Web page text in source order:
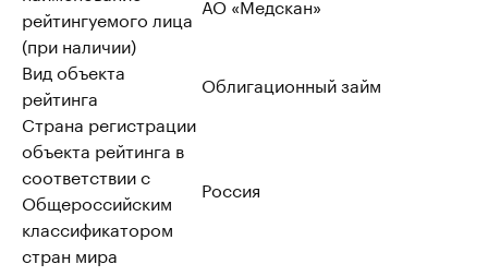
рейтингуемого лица
(при наличии)
Вид объекта
рейтинга
Облигационный займ
Страна регистрации
объекта рейтинга в
соответствии с
Общероссийским
классификатором
стран мира
Россия